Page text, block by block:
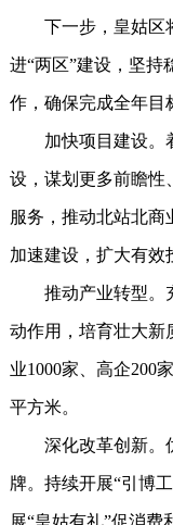
下一步，皇姑区将
进“两区”建设，坚持
作，确保完成全年目
加快项目建设。着
设，谋划更多前瞻性
服务，推动北站北商
加速建设，扩大有效
推动产业转型。充
动作用，培育壮大新
业1000家、高企200
平方米。
深化改革创新。优
牌。持续开展“引博
展“皇姑有礼”促消